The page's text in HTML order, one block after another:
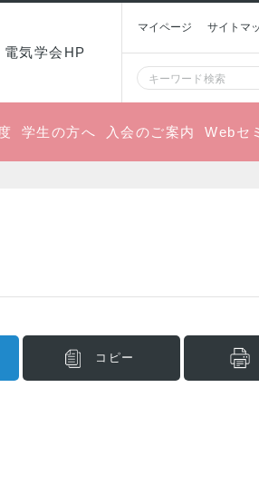
電気学会HP
マイページ サイトマ
学生の方へ 入会のご案内 Webセ
コピー